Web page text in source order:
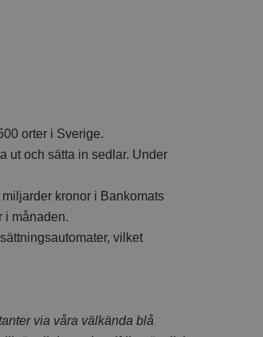
orter i Sverige.
ut och sätta in sedlar. Under
kronor i Bankomats
i månaden.
vilket
via våra välkända blå